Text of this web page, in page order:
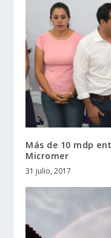
Más de 10 mdp
Micromer
31 julio, 2017